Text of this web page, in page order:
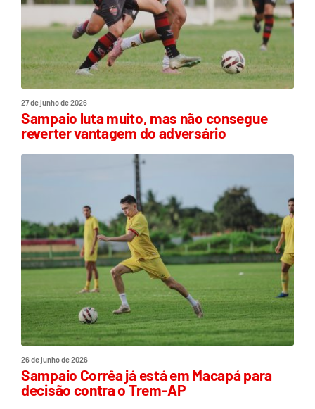
27 de junho de 2026
Sampaio luta muito, mas não consegue
reverter vantagem do adversário
26 de junho de 2026
Sampaio Corrêa já está em Macapá para
decisão contra o Trem-AP